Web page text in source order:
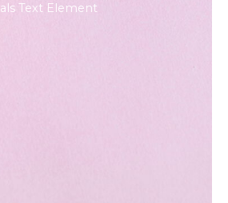
als Text Element